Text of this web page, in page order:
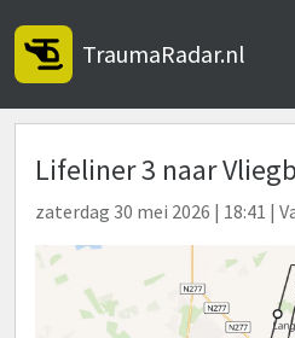
TraumaRadar.nl
Lifeliner 3 naar
zaterdag 30 mei 2026 | 18:41 |